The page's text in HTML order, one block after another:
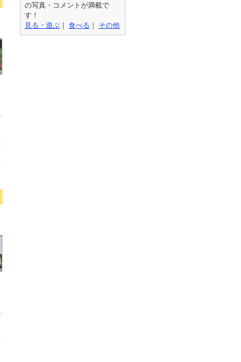
の写真・コメントが満載で
す！
見る・遊ぶ ｜ 食べる ｜ その他